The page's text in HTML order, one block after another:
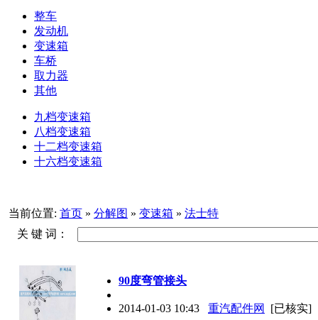
整车
发动机
变速箱
车桥
取力器
其他
九档变速箱
八档变速箱
十二档变速箱
十六档变速箱
当前位置: 首页 » 分解图 » 变速箱 » 法士特
关 键 词：
90度弯管接头
2014-01-03 10:43 重汽配件网 [已核实]